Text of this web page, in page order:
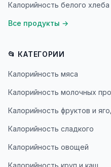
Калорийность белого хлеба
Все продукты →
📂 КАТЕГОРИИ
Калорийность мяса
Калорийность молочных
Калорийность фруктов и
Калорийность сладкого
Калорийность овощей
Калорийность круп и каш